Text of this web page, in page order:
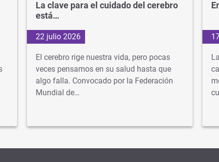
La clave para el cuidado del cerebro
está…
22 julio 2026
El cerebro rige nuestra vida, pero pocas
veces pensamos en su salud hasta que
algo falla. Convocado por la Federación
Mundial de…